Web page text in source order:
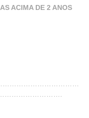
ACIMA DE 2 ANOS